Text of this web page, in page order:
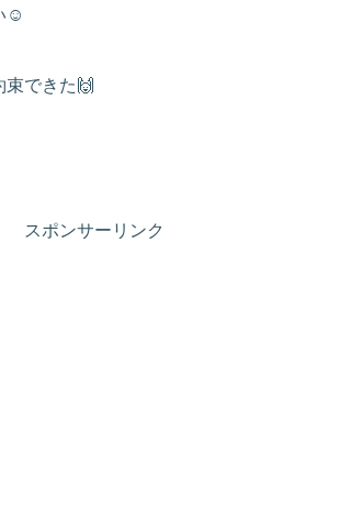
☺️
できた🙌
スポンサーリンク